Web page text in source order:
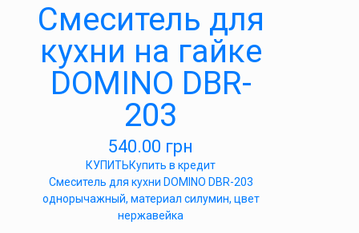
Cмеситель для
кухни на гайке
DOMINO DBR-
203
540.00 грн
КУПИТЬКупить в кредит
Cмеситель для кухни DOMINO DBR-203
однорычажный, материал силумин, цвет
нержавейка